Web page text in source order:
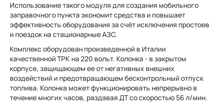
Использование такого модуля для создания мобильного
заправочного пункта экономит средства и повышает
эффективность оборудования за счёт исключения простоев
и поездок на стационарные АЗС.
Комплекс оборудован произведенной в Италии
качественной ТРК на 220 вольт. Колонка - в закрытом
корпусе, защищающем ее от негативных внешних
воздействий и предотвращающем бесконтрольный отпуск
топлива. Колонка может функционировать непрерывно в
течение многих часов, раздавая ДТ со скоростью 56 л/мин.